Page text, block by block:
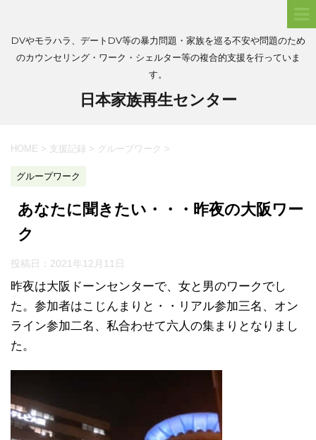
DVやモラハラ、デートDV等の暴力問題・家族を巡る不安や問題のため
のカウンセリング・ワーク・シェルター等の複合的支援を行っていま
す。
日本家族再生センター
HOME > 支援記録 > グループワーク >
グループワーク
あなたに聞きたい・・・昨夜の大阪ワー
ク
投稿日： 2021年12月11日
昨夜は大阪ドーンセンターで、女と男のワークでし
た。参加者はこじんまりと・・リアル参加三名、オン
ライン参加二名、私合わせて六人の集まりとなりまし
た。